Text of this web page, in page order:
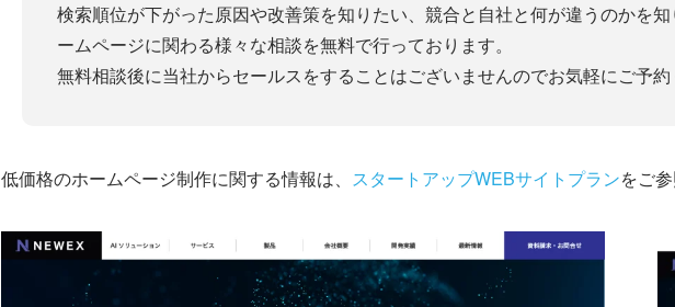
検索順位が下がった原因や改善策を知りたい、競合と自社と何が違うのかを
ームページに関わる様々な相談を無料で行っております。
無料相談後に当社からセールスをすることはございませんのでお気軽にご予約
低価格のホームページ制作に関する情報は、 スタートアップWEBサイトプランをご